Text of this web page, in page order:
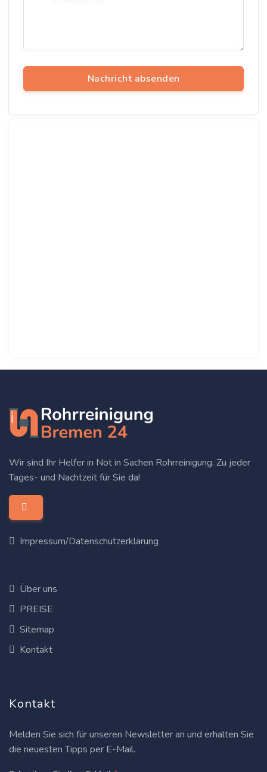
Nachricht absenden
Wir sind Ihr Helfer in Not in Sachen Rohrreinigung. Zu jeder
Tages- und Nachtzeit für Sie da!
Impressum/Datenschutzerklärung
Über uns
PREISE
Sitemap
Kontakt
Kontakt
Melden Sie sich für unseren Newsletter an und erhalten Sie
die neuesten Tipps per E-Mail.